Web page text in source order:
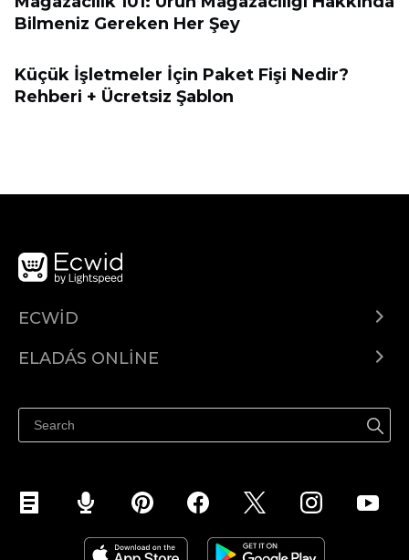
Bilmeniz Gereken Her Şey
Küçük İşletmeler İçin Paket Fişi Nedir?
Rehberi + Ücretsiz Şablon
ECWID
Árkalkuláció
ELADÁS ONLINE
Eladás a Facebookon
Eladás Instagramon